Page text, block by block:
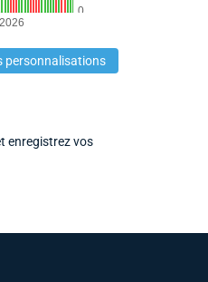
personnalisations
enregistrez vos